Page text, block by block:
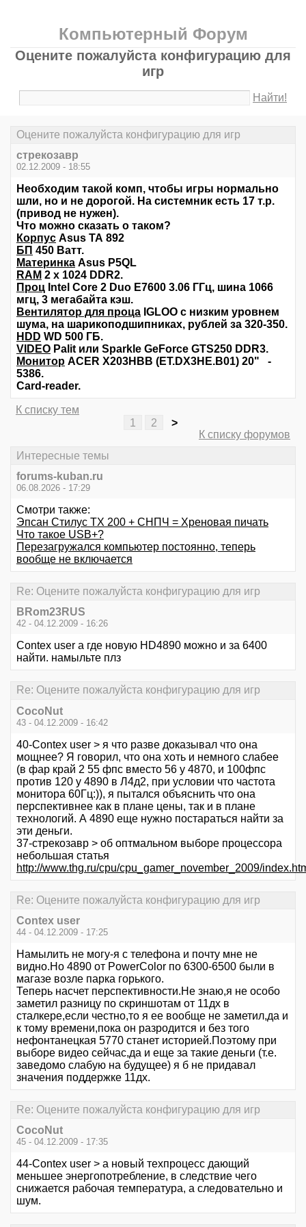
Компьютерный Форум
Оцените пожалуйста конфигурацию для
игр
Найти!
Оцените пожалуйста конфигурацию для игр
стрекозавр
02.12.2009 - 18:55
Необходим такой комп, чтобы игры нормально
шли, но и не дорогой. На системник есть 17 т.р.
(привод не нужен).
Что можно сказать о таком?
Корпус Asus ТА 892
БП 450 Ватт.
Материнка Asus P5QL
RAM 2 х 1024 DDR2.
Проц Intel Core 2 Duo Е7600 3.06 ГГц, шина 1066
мгц, 3 мегабайта кэш.
Вентилятор для проца IGLOO с низким уровнем
шума, на шарикоподшипниках, рублей за 320-350.
HDD WD 500 ГБ.
VIDEO Palit или Sparkle GeForce GTS250 DDR3.
Монитор ACER X203HBB (ET.DX3HE.B01) 20" -
5386.
Card-reader.
К списку тем
1
2
>
К списку форумов
Интересные темы
forums-kuban.ru
06.08.2026 - 17:29
Смотри также:
Эпсан Стилус ТХ 200 + СНПЧ = Хреновая пичать
Что такое USB+?
Перезагружался компьютер постоянно, теперь
вообще не включается
Re: Оцените пожалуйста конфигурацию для игр
BRom23RUS
42 - 04.12.2009 - 16:26
Contex user а где новую HD4890 можно и за 6400
найти. намыльте плз
Re: Оцените пожалуйста конфигурацию для игр
CocoNut
43 - 04.12.2009 - 16:42
40-Contex user > я что разве доказывал что она
мощнее? Я говорил, что она хоть и немного слабее
(в фар край 2 55 фпс вместо 56 у 4870, и 100фпс
против 120 у 4890 в Л4д2, при условии что частота
монитора 60Гц:)), я пытался объяснить что она
перспективнее как в плане цены, так и в плане
технологий. А 4890 еще нужно постараться найти за
эти деньги.
37-стрекозавр > об оптмальном выборе процессора
небольшая статья
http://www.thg.ru/cpu/cpu_gamer_november_2009/
Re: Оцените пожалуйста конфигурацию для игр
Contex user
44 - 04.12.2009 - 17:25
Намылить не могу-я с телефона и почту мне не
видно.Но 4890 от PowerColor по 6300-6500 были в
магазе возле парка горького.
Теперь насчет перспективности.Не знаю,я не особо
заметил разницу по скриншотам от 11дх в
сталкере,если честно,то я ее вообще не заметил,да и
к тому времени,пока он разродится и без того
нефонтанецкая 5770 станет историей.Поэтому при
выборе видео сейчас,да и еще за такие деньги (т.е.
заведомо слабую на будущее) я б не придавал
значения поддержке 11дх.
Re: Оцените пожалуйста конфигурацию для игр
CocoNut
45 - 04.12.2009 - 17:35
44-Contex user > а новый техпроцесс дающий
меньшее энергопотребление, в следствие чего
снижается рабочая температура, а следовательно и
шум.